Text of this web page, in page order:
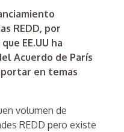
REDD, por
EE.UU ha
Acuerdo de París
en temas
volumen de
REDD pero existe